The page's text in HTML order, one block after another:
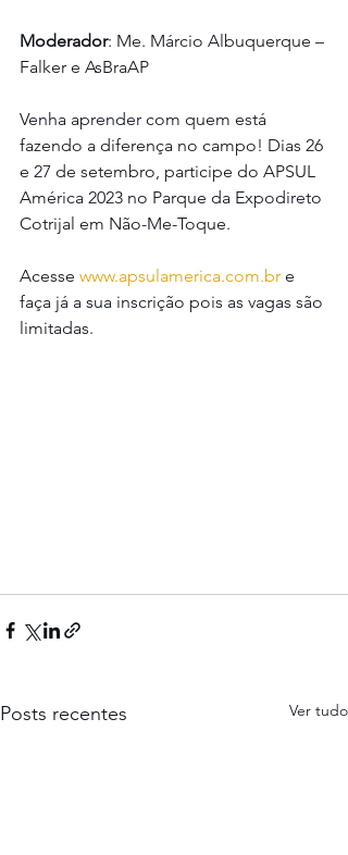
Moderador: Me. Márcio Albuquerque –
Falker e AsBraAP
Venha aprender com quem está
fazendo a diferença no campo! Dias 26
e 27 de setembro, participe do APSUL
América 2023 no Parque da Expodireto
Cotrijal em Não-Me-Toque.
Acesse www.apsulamerica.com.br e
faça já a sua inscrição pois as vagas são
limitadas.
Posts recentes Ver tudo